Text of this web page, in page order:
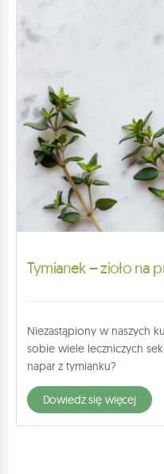
Tymianek – zioło na
Niezastąpiony w naszych
sobie wiele leczniczych
napar z tymianku?
dowiedz się więcej